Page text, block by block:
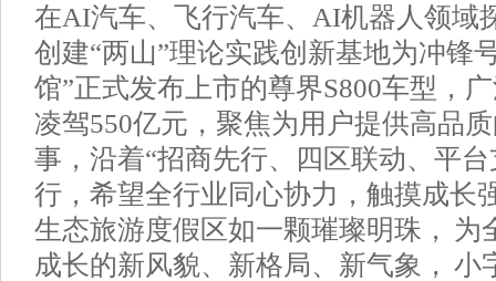
在AI汽车、飞行汽车、AI机器人领域
创建“两山”理论实践创新基地为冲锋
馆”正式发布上市的尊界S800车型，
凌驾550亿元，聚焦为用户提供高品
事，沿着“招商先行、四区联动、平
行，希望全行业同心协力，触摸成长
生态旅游度假区如一颗璀璨明珠， 为
成长的新风貌、新格局、新气象， 小